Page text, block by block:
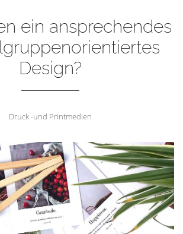
ein ansprechendes
Design?
Druck -und Printmedien